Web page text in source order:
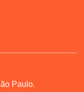
Paulo.